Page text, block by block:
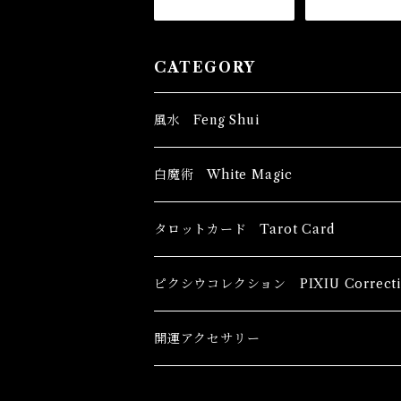
CATEGORY
風水 Feng Shui
ブッダ Buddha
恋愛運
健康運 Health
金運 Money
白魔術 White Magic
香油 Oils
恋愛 Love
金運 Money
キャンドル Candles
恋愛 Love
線香 Stick Incense
タロットカード Tarot Card
初心者向け For The Beginners
中級者向け
ピクシウコレクション PIXIU
開運アクセサリー